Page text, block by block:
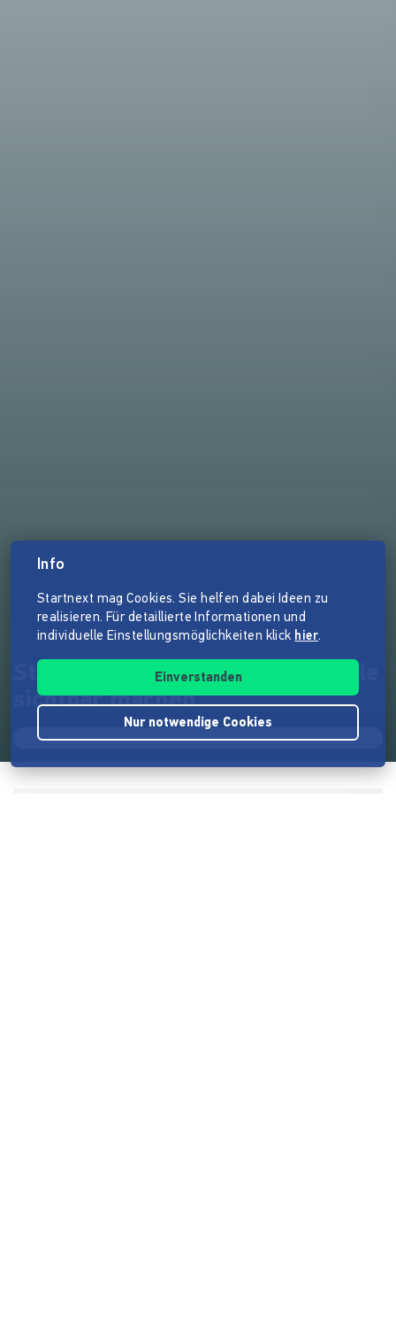
St. Pauli Verblendet – Schicksale
sichtbar machen
Info
Startnext mag Cookies. Sie helfen dabei Ideen zu
realisieren. Für detaillierte Informationen und
individuelle Einstellungsmöglichkeiten klick hier.
Einverstanden
Nur notwendige Cookies